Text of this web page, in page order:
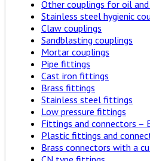
Other couplings for oil
Stainless steel hygienic
Claw couplings
Sandblasting couplings
Mortar couplings
Pipe fittings
Cast iron fittings
Brass fittings
Stainless steel fittings
Low pressure fittings
Fittings and connectors –
Plastic fittings and
Brass connectors with a